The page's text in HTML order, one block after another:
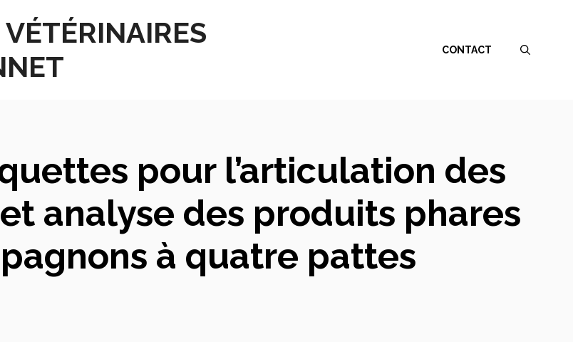
CONTACT
pour l’articulation des
analyse des produits phares
à quatre pattes